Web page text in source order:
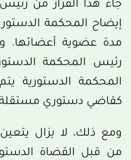
جاء هذا القرار من
مدة عضوية أعضائها.
رئيس المحكمة
المحكمة الدستورية
كقاضي دستوري مستقلة
ومع ذلك، لا يزال
من قبل القضاة